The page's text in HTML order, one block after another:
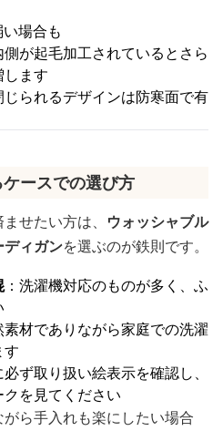
場合も
側が起毛加工されているとさら
ます
じられるデザインは防寒面で有
ースでの選び方
せたい方は、 ウォッシャブル
ディガンを選ぶのが鉄則です。
：洗濯機対応のものが多く、ふ
素材でありながら家庭での洗濯
す
ず取り扱い絵表示を確認し、
を見てください
ら手入れも楽にしたい場合